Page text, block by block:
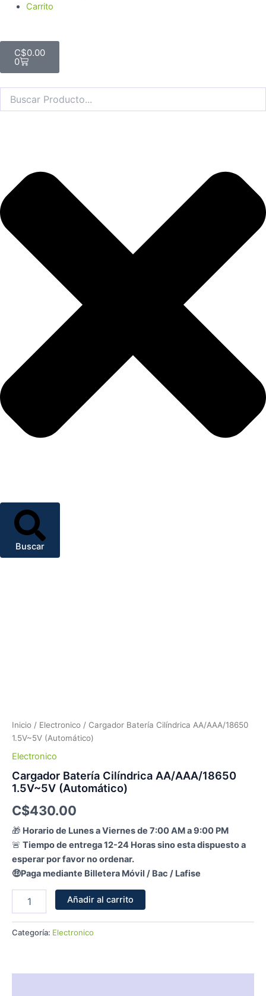
Carrito
C$0.00
0
Cart
Buscar
Inicio / Electronico / Cargador Batería Cilíndrica AA/AAA/18650
1.5V~5V (Automático)
Electronico
Cargador Batería Cilíndrica AA/AAA/18650
1.5V~5V (Automático)
C$430.00
🎁 Horario de Lunes a Viernes de 7:00 AM a 9:00 PM
🚨 Tiempo de entrega 12-24 Horas sino esta dispuesto a
esperar por favor no ordenar.
🤑Paga mediante Billetera Móvil / Bac / Lafise
Añadir al carrito
Categoría: Electronico